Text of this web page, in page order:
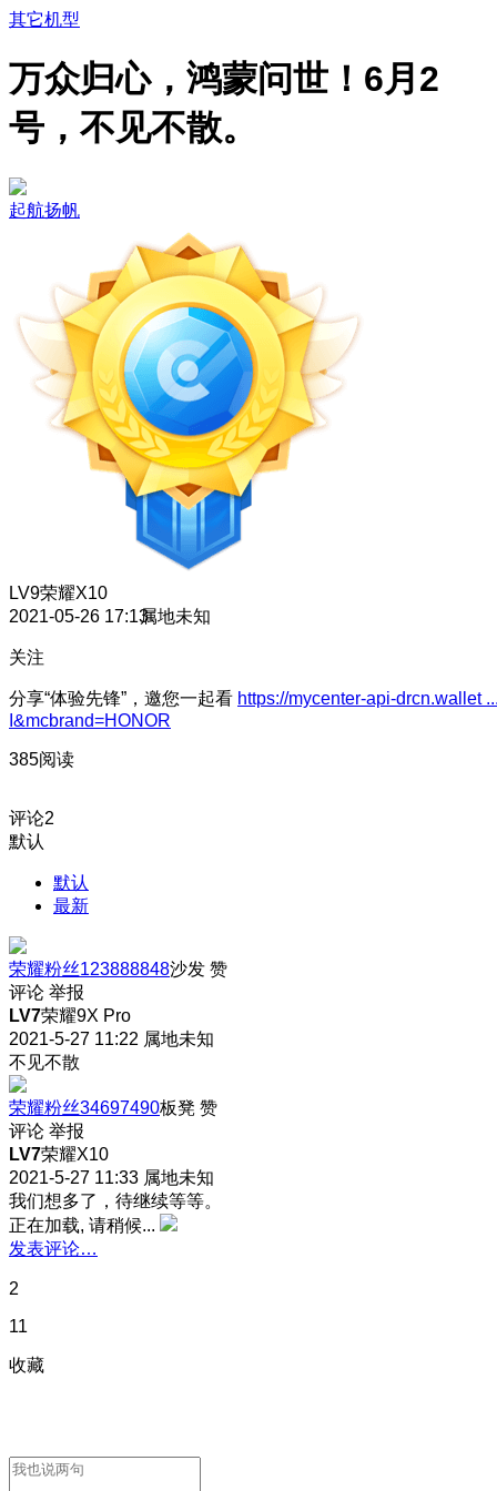
其它机型
万众归心，鸿蒙问世！6月2
号，不见不散。
起航扬帆
LV9荣耀X10
2021-05-26 17:13属地未知
关注
分享“体验先锋”，邀您一起看 https://mycenter-api-drcn.wallet
I&mcbrand=HONOR
385阅读
评论2
默认
默认
最新
荣耀粉丝123888848沙发 赞
评论 举报
LV7荣耀9X Pro
2021-5-27 11:22 属地未知
不见不散
荣耀粉丝34697490板凳 赞
评论 举报
LV7荣耀X10
2021-5-27 11:33 属地未知
我们想多了，待继续等等。
正在加载, 请稍候...
发表评论…
2
11
收藏